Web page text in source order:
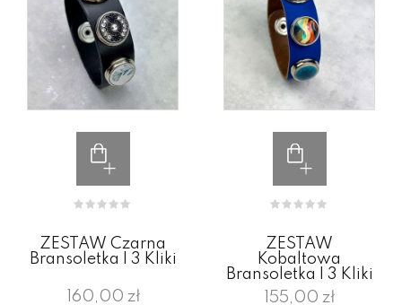
ZESTAW Czarna
Bransoletka I 3 Kliki
160,00 zł
ZESTAW
Kobaltowa
Bransoletka I 3 Kliki
155,00 zł